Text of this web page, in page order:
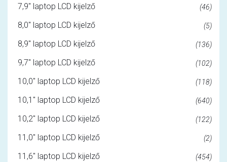
7,9" laptop LCD kijelző (46)
8,0" laptop LCD kijelző (5)
8,9" laptop LCD kijelző (136)
9,7" laptop LCD kijelző (102)
10,0" laptop LCD kijelző (118)
10,1" laptop LCD kijelző (640)
10,2" laptop LCD kijelző (122)
11,0" laptop LCD kijelző (2)
11,6" laptop LCD kijelző (454)